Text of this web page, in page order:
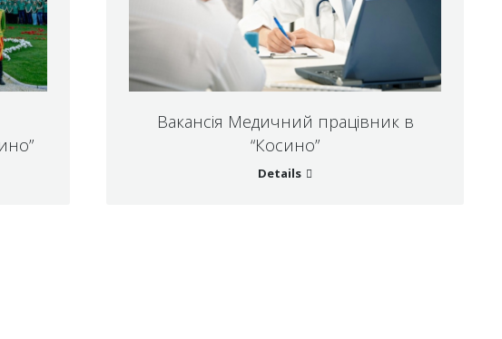
Вакансія Медичний працівник в
“Косино”
Details